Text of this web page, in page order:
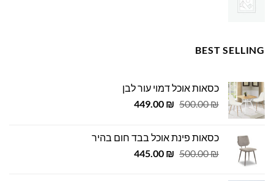
BEST SELLING
כסאות אוכל דמוי עור לבן
500.00₪
המחיר
500.00 ₪.
449.00 ₪
המחיר
449.00 ₪.
כסאות פינת אוכל בבד חום בהיר
500.00₪
המחיר
445.00 ₪
המחיר